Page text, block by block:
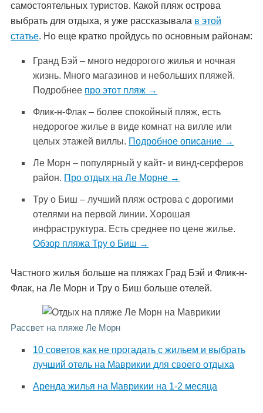
самостоятельных туристов. Какой пляж острова
выбрать для отдыха, я уже рассказывала в этой
статье. Но еще кратко пройдусь по основным районам:
Гранд Бэй – много недорогого жилья и ночная
жизнь. Много магазинов и небольших пляжей.
Подробнее про этот пляж →
Флик-н-Флак – более спокойный пляж, есть
недорогое жилье в виде комнат на вилле или
целых этажей виллы. Подробное описание →
Ле Морн – популярный у кайт- и винд-серферов
район. Про отдых на Ле Морне →
Тру о Биш – лучший пляж острова с дорогими
отелями на первой линии. Хорошая
инфраструктура. Есть среднее по цене жилье.
Обзор пляжа Тру о Биш →
Частного жилья больше на пляжах Град Бэй и Флик-н-
Флак, на Ле Морн и Тру о Биш больше отелей.
Рассвет на пляже Ле Морн
10 советов как не прогадать с жильем и выбрать
лучший отель на Маврикии для своего отдыха
Аренда жилья на Маврикии на 1-2 месяца